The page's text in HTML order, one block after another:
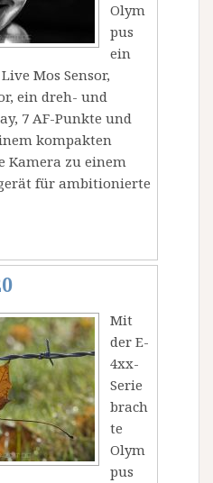
Olym
pus
ein
Mos Sensor,
ein dreh- und
7 AF-Punkte und
kompakten
Kamera zu einem
für ambitionierte
Mit
der E-
4xx-
Serie
brach
te
Olym
pus